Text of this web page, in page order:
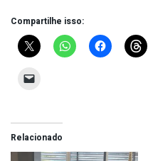
Compartilhe isso:
Relacionado